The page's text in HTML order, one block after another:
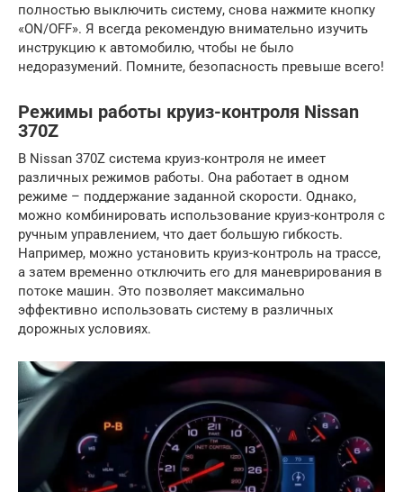
полностью выключить систему, снова нажмите кнопку
«ON/OFF». Я всегда рекомендую внимательно изучить
инструкцию к автомобилю, чтобы не было
недоразумений. Помните, безопасность превыше всего!
Режимы работы круиз-контроля Nissan
370Z
В Nissan 370Z система круиз-контроля не имеет
различных режимов работы. Она работает в одном
режиме – поддержание заданной скорости. Однако,
можно комбинировать использование круиз-контроля с
ручным управлением, что дает большую гибкость.
Например, можно установить круиз-контроль на трассе,
а затем временно отключить его для маневрирования в
потоке машин. Это позволяет максимально
эффективно использовать систему в различных
дорожных условиях.